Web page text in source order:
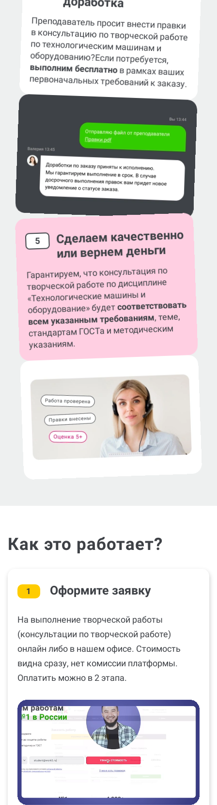
Преподаватель просит внести правки
в консультацию по творческой работе
по технологическим машинам и
оборудованию?Если потребуется,
выполним бесплатнов рамках ваших
первоначальных требований к заказу.
5 Сделаем качественно
или вернем деньги
Гарантируем, что консультация по
творческой работе по дисциплине
«Технологические машины и
оборудование» будетсоответствовать
всем указанным требованиям, теме,
стандартам ГОСТа и методическим
указаниям.
Как это работает?
1 Оформите заявку
На выполнение творческой работы
(консультации по творческой работе)
онлайн либо в нашем офисе. Стоимость
видна сразу, нет комиссии платформы.
Оплатить можно в 2 этапа.